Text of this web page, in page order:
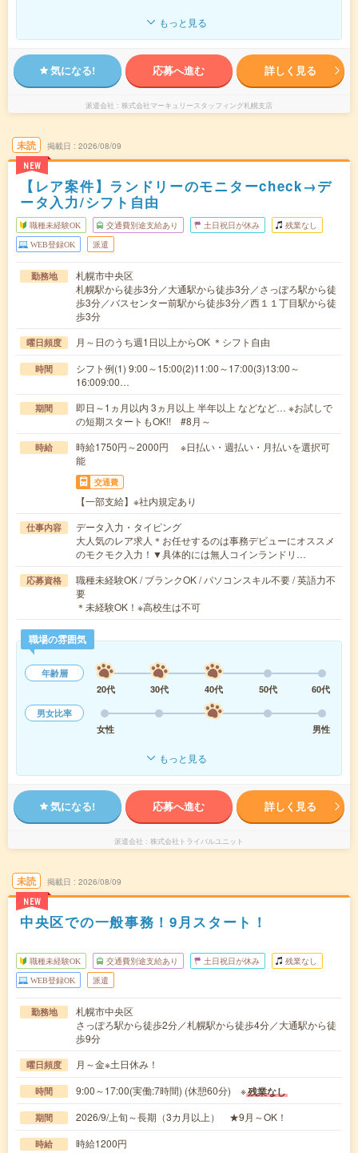
もっと見る
気になる! 応募へ進む 詳しく見る
派遣会社 株式会社マーキュリースタッフィング札幌支店
未読
NEW
掲載日 2026/08/09
【レア案件】ランドリーのモニターcheck→デ
ータ入力/シフト自由
職種未経験OK 交通費別途支給あり 土日祝日が休み 残業なし
WEB登録OK 派遣
勤務地
札幌市中央区
札幌駅から徒歩3分／大通駅から徒歩3分／さっぽろ駅から徒
歩3分／バスセンター前駅から徒歩3分／西１１丁目駅から徒
歩3分
曜日頻度 月～日のうち週1日以上からOK ＊シフト自由
時間
シフト例(1) 9:00～15:00(2)11:00～17:00(3)13:00～
16:009:00…
期間
即日～1ヵ月以内 3ヵ月以上 半年以上 などなど… ※お試しで
の短期スタートもOK!! #8月～
時給
時給1750円～2000円 ※日払い・週払い・月払いを選択可
能
交通費
【一部支給】※社内規定あり
仕事内容
データ入力・タイピング
大人気のレア求人＊お任せするのは事務デビューにオススメ
のモクモク入力！▼具体的には無人コインランドリ…
応募資格
職種未経験OK / ブランクOK / パソコンスキル不要 / 英語力不
要
＊未経験OK！※高校生は不可
職場の雰囲気
年齢層
20代
30代 40代 50代
60代
男女比率
女性
男性
もっと見る
気になる! 応募へ進む 詳しく見る
派遣会社 株式会社トライバルユニット
未読
NEW
掲載日 2026/08/09
中央区での一般事務！9月スタート！
職種未経験OK 交通費別途支給あり 土日祝日が休み 残業なし
WEB登録OK 派遣
勤務地
札幌市中央区
さっぽろ駅から徒歩2分／札幌駅から徒歩4分／大通駅から徒
歩9分
曜日頻度 月～金※土日休み！
時間 9:00～17:00(実働:7時間) (休憩60分) ※残業なし
期間 2026/9/上旬～長期（3カ月以上） ★9月～OK！
時給 時給1200円